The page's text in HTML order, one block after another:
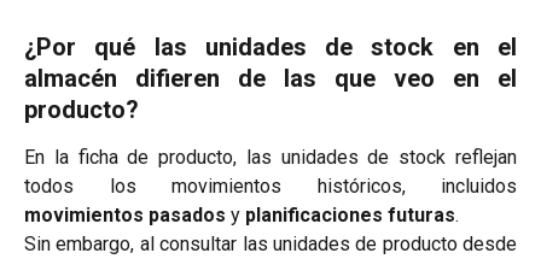
¿Por qué las unidades de stock en el
almacén difieren de las que veo en el
producto?
En la ficha de producto, las unidades de stock reflejan
todos los movimientos históricos, incluidos
movimientos pasados y planificaciones futuras.
Sin embargo, al consultar las unidades de producto desde